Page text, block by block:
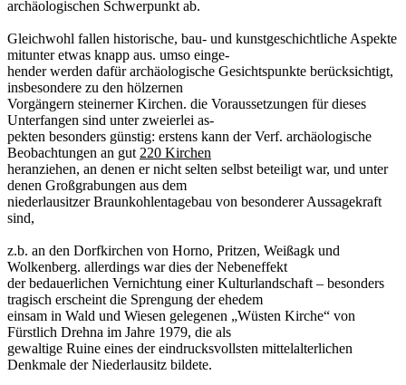
archäologischen Schwerpunkt ab.
Gleichwohl fallen historische, bau- und kunstgeschichtliche Aspekte
mitunter etwas knapp aus. umso einge-
hender werden dafür archäologische Gesichtspunkte berücksichtigt,
insbesondere zu den hölzernen
Vorgängern steinerner Kirchen. die Voraussetzungen für dieses
Unterfangen sind unter zweierlei as-
pekten besonders günstig: erstens kann der Verf. archäologische
Beobachtungen an gut 220 Kirchen
heranziehen, an denen er nicht selten selbst beteiligt war, und unter
denen Großgrabungen aus dem
niederlausitzer Braunkohlentagebau von besonderer Aussagekraft
sind,
z.b. an den Dorfkirchen von Horno, Pritzen, Weißagk und
Wolkenberg. allerdings war dies der Nebeneffekt
der bedauerlichen Vernichtung einer Kulturlandschaft – besonders
tragisch erscheint die Sprengung der ehedem
einsam in Wald und Wiesen gelegenen „Wüsten Kirche“ von
Fürstlich Drehna im Jahre 1979, die als
gewaltige Ruine eines der eindrucksvollsten mittelalterlichen
Denkmale der Niederlausitz bildete.